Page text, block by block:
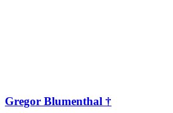
Gregor Blumenthal †